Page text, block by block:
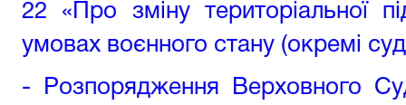
22 «Про зміну територіальної
умовах воєнного стану (окремі
-
Розпорядження Верховного